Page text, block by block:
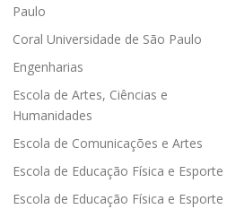
Paulo
Coral Universidade de São Paulo
Engenharias
Escola de Artes, Ciências e
Humanidades
Escola de Comunicações e Artes
Escola de Educação Física e Esporte
Escola de Educação Física e Esporte